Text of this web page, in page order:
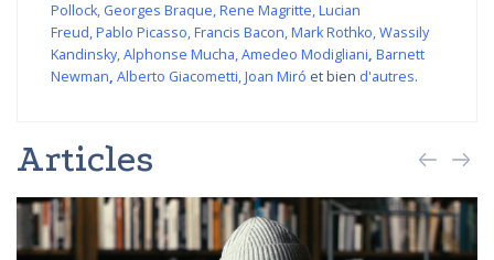
Pollock, Georges Braque,Rene Magritte,Lucian
Freud,Pablo Picasso,Francis Bacon,Mark Rothko,Wassily
Kandinsky,Alphonse Mucha,Amedeo Modigliani, Barnett
Newman, Alberto Giacometti,Joan Miró et bien d'autres.
Articles